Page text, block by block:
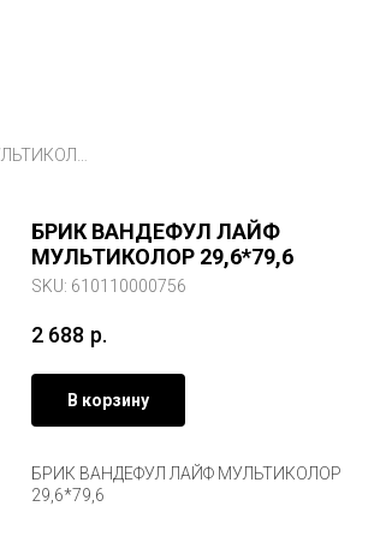
БРИК ВАНДЕФУЛ ЛАЙФ
МУЛЬТИКОЛОР 29,6*79,6
SKU: 610110000756
2 688 р.
В корзину
БРИК ВАНДЕФУЛ ЛАЙФ МУЛЬТИКОЛОР
29,6*79,6